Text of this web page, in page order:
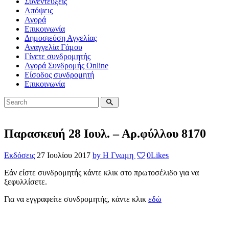
Απόψεις
Αγορά
Επικοινωνία
Δημοσιεύση Αγγελίας
Αναγγελία Γάμου
Γίνετε συνδρομητής
Αγορά Συνδρομής Online
Είσοδος συνδρομητή
Επικοινωνία
Παρασκευή 28 Ιουλ. – Αρ.φύλλου 8170
Εκδόσεις 27 Ιουλίου 2017 by Η Γνωμη 0Likes
Εάν είστε συνδρομητής κάντε κλικ στο πρωτοσέλιδο για να
ξεφυλλίσετε.
Για να εγγραφείτε συνδρομητής, κάντε κλικ εδώ